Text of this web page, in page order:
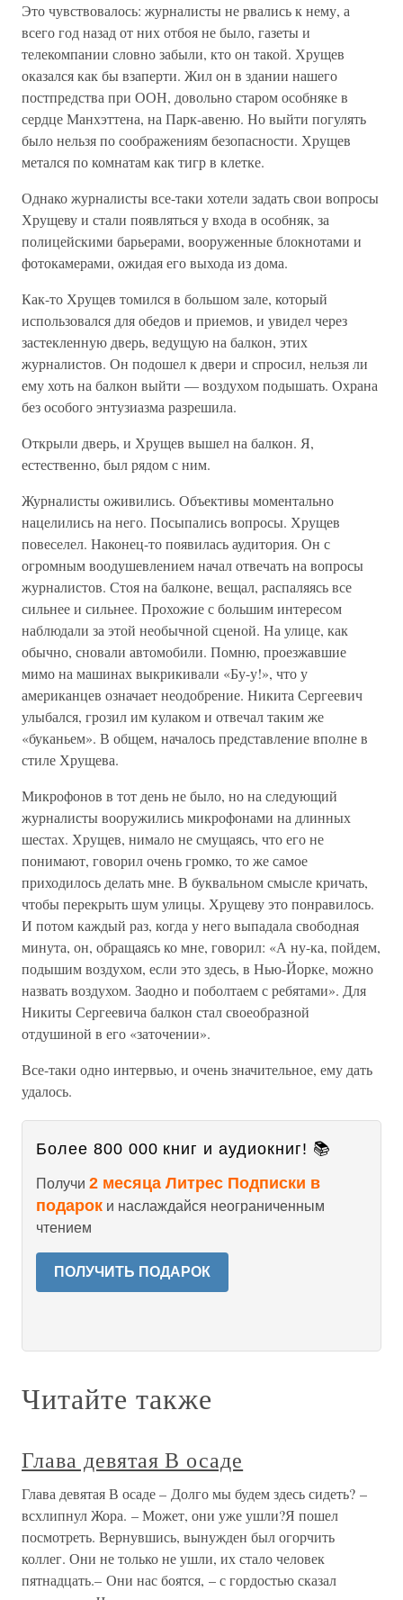
Это чувствовалось: журналисты не рвались к нему, а
всего год назад от них отбоя не было, газеты и
телекомпании словно забыли, кто он такой. Хрущев
оказался как бы взаперти. Жил он в здании нашего
постпредства при ООН, довольно старом особняке в
сердце Манхэттена, на Парк-авеню. Но выйти погулять
было нельзя по соображениям безопасности. Хрущев
метался по комнатам как тигр в клетке.
Однако журналисты все-таки хотели задать свои вопросы
Хрущеву и стали появляться у входа в особняк, за
полицейскими барьерами, вооруженные блокнотами и
фотокамерами, ожидая его выхода из дома.
Как-то Хрущев томился в большом зале, который
использовался для обедов и приемов, и увидел через
застекленную дверь, ведущую на балкон, этих
журналистов. Он подошел к двери и спросил, нельзя ли
ему хоть на балкон выйти — воздухом подышать. Охрана
без особого энтузиазма разрешила.
Открыли дверь, и Хрущев вышел на балкон. Я,
естественно, был рядом с ним.
Журналисты оживились. Объективы моментально
нацелились на него. Посыпались вопросы. Хрущев
повеселел. Наконец-то появилась аудитория. Он с
огромным воодушевлением начал отвечать на вопросы
журналистов. Стоя на балконе, вещал, распаляясь все
сильнее и сильнее. Прохожие с большим интересом
наблюдали за этой необычной сценой. На улице, как
обычно, сновали автомобили. Помню, проезжавшие
мимо на машинах выкрикивали «Бу-у!», что у
американцев означает неодобрение. Никита Сергеевич
улыбался, грозил им кулаком и отвечал таким же
«буканьем». В общем, началось представление вполне в
стиле Хрущева.
Микрофонов в тот день не было, но на следующий
журналисты вооружились микрофонами на длинных
шестах. Хрущев, нимало не смущаясь, что его не
понимают, говорил очень громко, то же самое
приходилось делать мне. В буквальном смысле кричать,
чтобы перекрыть шум улицы. Хрущеву это понравилось.
И потом каждый раз, когда у него выпадала свободная
минута, он, обращаясь ко мне, говорил: «А ну-ка, пойдем,
подышим воздухом, если это здесь, в Нью-Йорке, можно
назвать воздухом. Заодно и поболтаем с ребятами». Для
Никиты Сергеевича балкон стал своеобразной
отдушиной в его «заточении».
Все-таки одно интервью, и очень значительное, ему дать
удалось.
Более 800 000 книг и аудиокниг! 📚
Получи 2 месяца Литрес Подписки в
подарок и наслаждайся неограниченным
чтением
ПОЛУЧИТЬ ПОДАРОК
Читайте также
Глава девятая В осаде
Глава девятая В осаде – Долго мы будем здесь сидеть? –
всхлипнул Жора. – Может, они уже ушли?Я пошел
посмотреть. Вернувшись, вынужден был огорчить
коллег. Они не только не ушли, их стало человек
пятнадцать.– Они нас боятся, – с гордостью сказал